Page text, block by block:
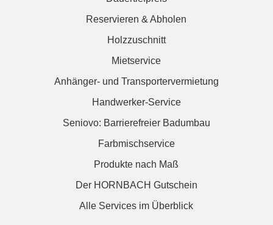
Reservieren & Abholen
Holzzuschnitt
Mietservice
Anhänger- und Transportervermietung
Handwerker-Service
Seniovo: Barrierefreier Badumbau
Farbmischservice
Produkte nach Maß
Der HORNBACH Gutschein
Alle Services im Überblick